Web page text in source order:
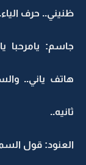
ظنيني.. حرف
جاسم: يامرحبا
هاتف ياني..
ثانيه..
العنود: قول